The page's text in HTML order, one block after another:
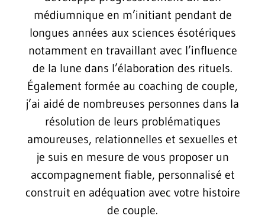
médiumnique en m’initiant pendant de
longues années aux sciences ésotériques
notamment en travaillant avec l’influence
de la lune dans l’élaboration des rituels.
Également formée au coaching de couple,
j’ai aidé de nombreuses personnes dans la
résolution de leurs problématiques
amoureuses, relationnelles et sexuelles et
je suis en mesure de vous proposer un
accompagnement fiable, personnalisé et
construit en adéquation avec votre histoire
de couple.